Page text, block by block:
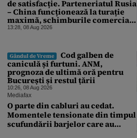
de satisfacție. Parteneriatul Rusia
– China funcționează la turație
maximă, schimburile comerciale
ating niveluri record
13:28, 08 Aug 2026
Gândul de Vreme
Cod galben de
caniculă și furtuni. ANM,
prognoza de ultimă oră pentru
București și restul țării
10:26, 08 Aug 2026
Mediafax
O parte din cabluri au cedat.
Momentele tensionate din timpul
scufundării barjelor care au